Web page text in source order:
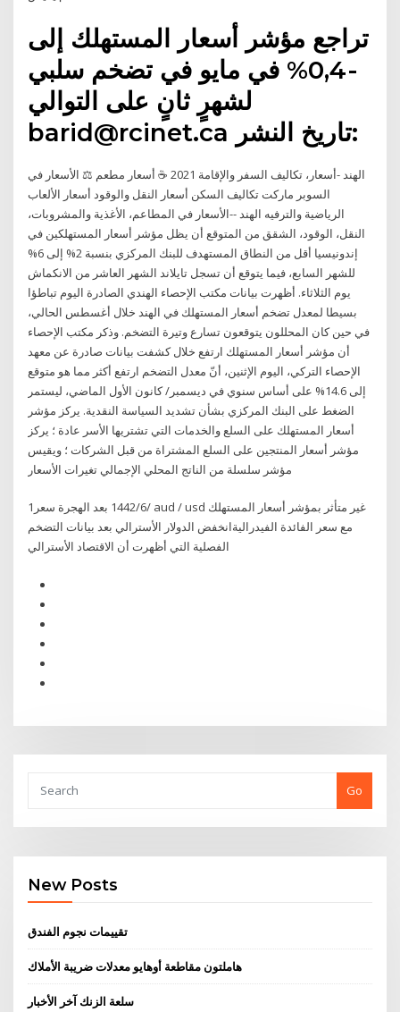
تراجع مؤشر أسعار المستهلك إلى
-0,4% في مايو في تضخم سلبي
لشهرٍ ثانٍ على التوالي
barid@rcinet.ca تاريخ النشر:
الهند -أسعار، تكاليف السفر والإقامة 2021 ☕ أسعار مطعم ⚖ الأسعار في
السوبر ماركت تكاليف السكن أسعار النقل والوقود أسعار الألعاب
الرياضية والترفيه الهند --الأسعار في المطاعم، الأغذية والمشروبات،
النقل، الوقود، الشقق من المتوقع أن يظل مؤشر أسعار المستهلكين في
إندونيسيا أقل من النطاق المستهدف للبنك المركزي بنسبة 2% إلى 6%
للشهر السابع، فيما يتوقع أن تسجل تايلاند الشهر العاشر من الانكماش
يوم الثلاثاء. أظهرت بيانات مكتب الإحصاء الهندي الصادرة اليوم تباطؤا
بسيطا لمعدل تضخم أسعار المستهلك في الهند خلال أغسطس الحالي،
في حين كان المحللون يتوقعون تسارع وتيرة التضخم. وذكر مكتب الإحصاء
أن مؤشر أسعار المستهلك ارتفع خلال كشفت بيانات صادرة عن معهد
الإحصاء التركي، اليوم الإثنين، أنّ معدل التضخم ارتفع أكثر مما هو متوقع
إلى 14.6% على أساس سنوي في ديسمبر/ كانون الأول الماضي، ليستمر
الضغط على البنك المركزي بشأن تشديد السياسة النقدية. يركز مؤشر
أسعار المستهلك على السلع والخدمات التي تشتريها الأسر عادة ؛ يركز
مؤشر أسعار المنتجين على السلع المشتراة من قبل الشركات ؛ ويقيس
مؤشر سلسلة من الناتج المحلي الإجمالي تغيرات الأسعار
1‏‏/6‏‏/1442 بعد الهجرة سعر aud / usd غير متأثر بمؤشر أسعار المستهلك
مع سعر الفائدة الفيدراليةانخفض الدولار الأسترالي بعد بيانات التضخم
الفصلية التي أظهرت أن الاقتصاد الأسترالي
Go
New Posts
تقييمات نجوم الفندق
هاملتون مقاطعة أوهايو معدلات ضريبة الأملاك
سلعة الزنك آخر الأخبار